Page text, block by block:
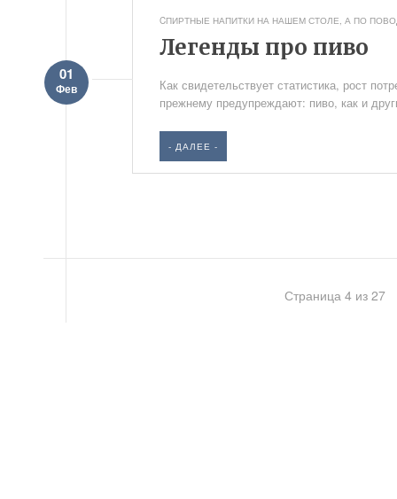
CПИРТНЫЕ НАПИТКИ НА НАШЕМ СТОЛЕ А ПО
Легенды про пиво
01
Фев
Как свидетельствует статистика, рост
прежнему предупреждают: пиво, как и
- ДАЛЕЕ -
Страница 4 из 27